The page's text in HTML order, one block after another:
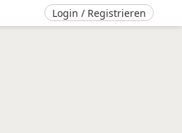
Login / Registrieren